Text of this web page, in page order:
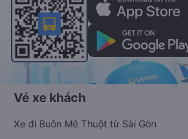
Vé xe khách
Xe đi Buôn Mê Thuột từ Sài Gòn